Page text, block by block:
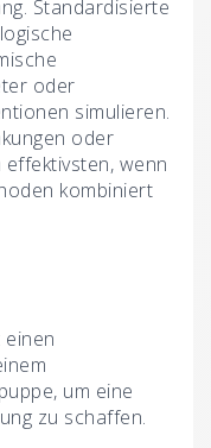
Standardisierte
oder
simulieren.
oder
wenn
kombiniert
um eine
zu schaffen.